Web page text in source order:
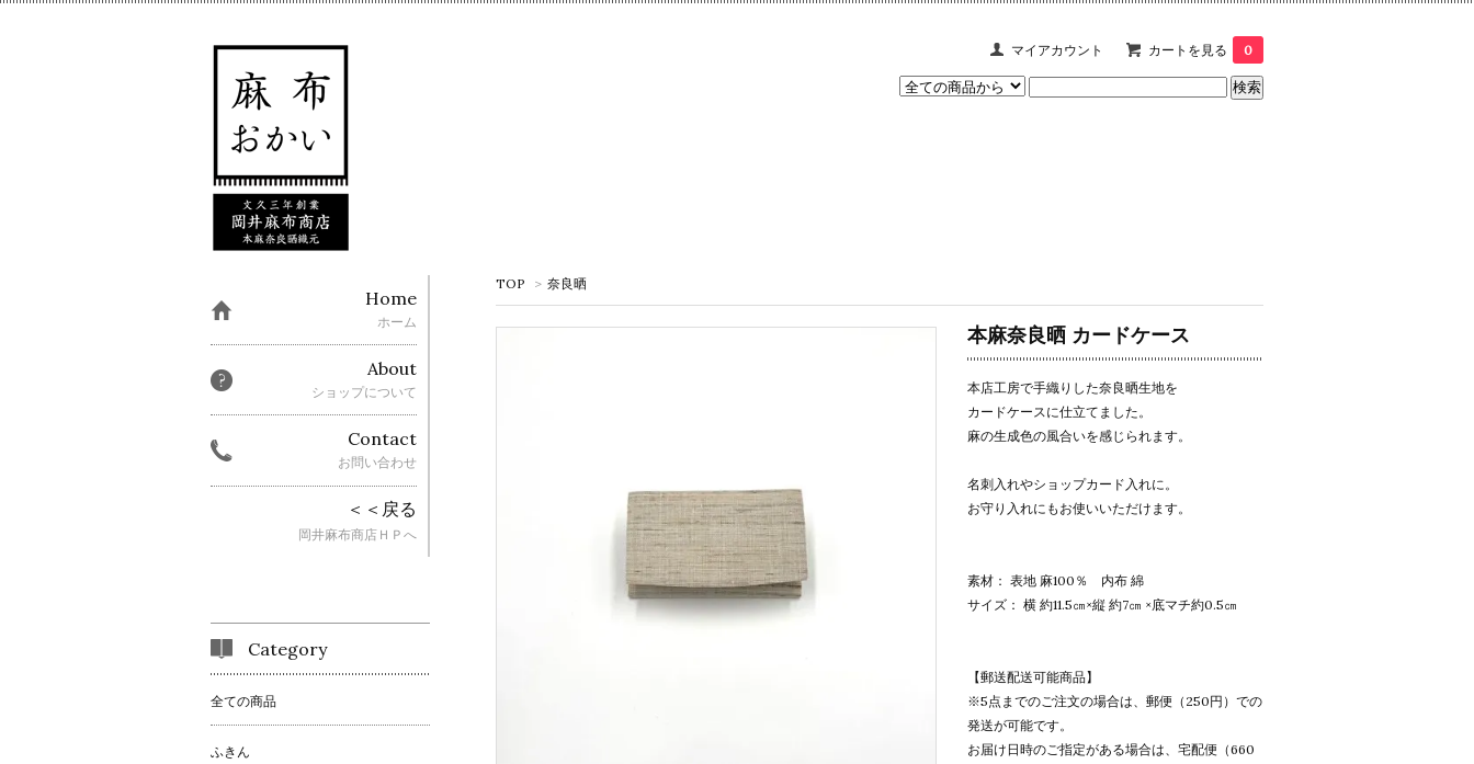
マイアカウント カートを見る 0
TOP > 奈良晒
本麻奈良晒 カードケース
本店工房で手織りした奈良晒生地を
カードケースに仕立てました。
麻の生成色の風合いを感じられます。
名刺入れやショップカード入れに。
お守り入れにもお使いいただけます。
素材： 表地 麻100％ 内布 綿
サイズ： 横 約11.5㎝×縦 約7㎝ ×底マチ約0.5㎝
【郵送配送可能商品】
※5点までのご注文の場合は、郵便（250円）での
発送が可能です。
お届け日時のご指定がある場合は、宅配便（660
Home
ホーム
About
ショップについて
Contact
お問い合わせ
＜＜戻る
岡井麻布商店ＨＰへ
Category
全ての商品
ふきん